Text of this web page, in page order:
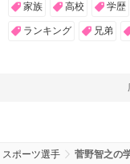
家族 高校 学歴
ランキング 兄弟
スポーツ選手 菅野智之の